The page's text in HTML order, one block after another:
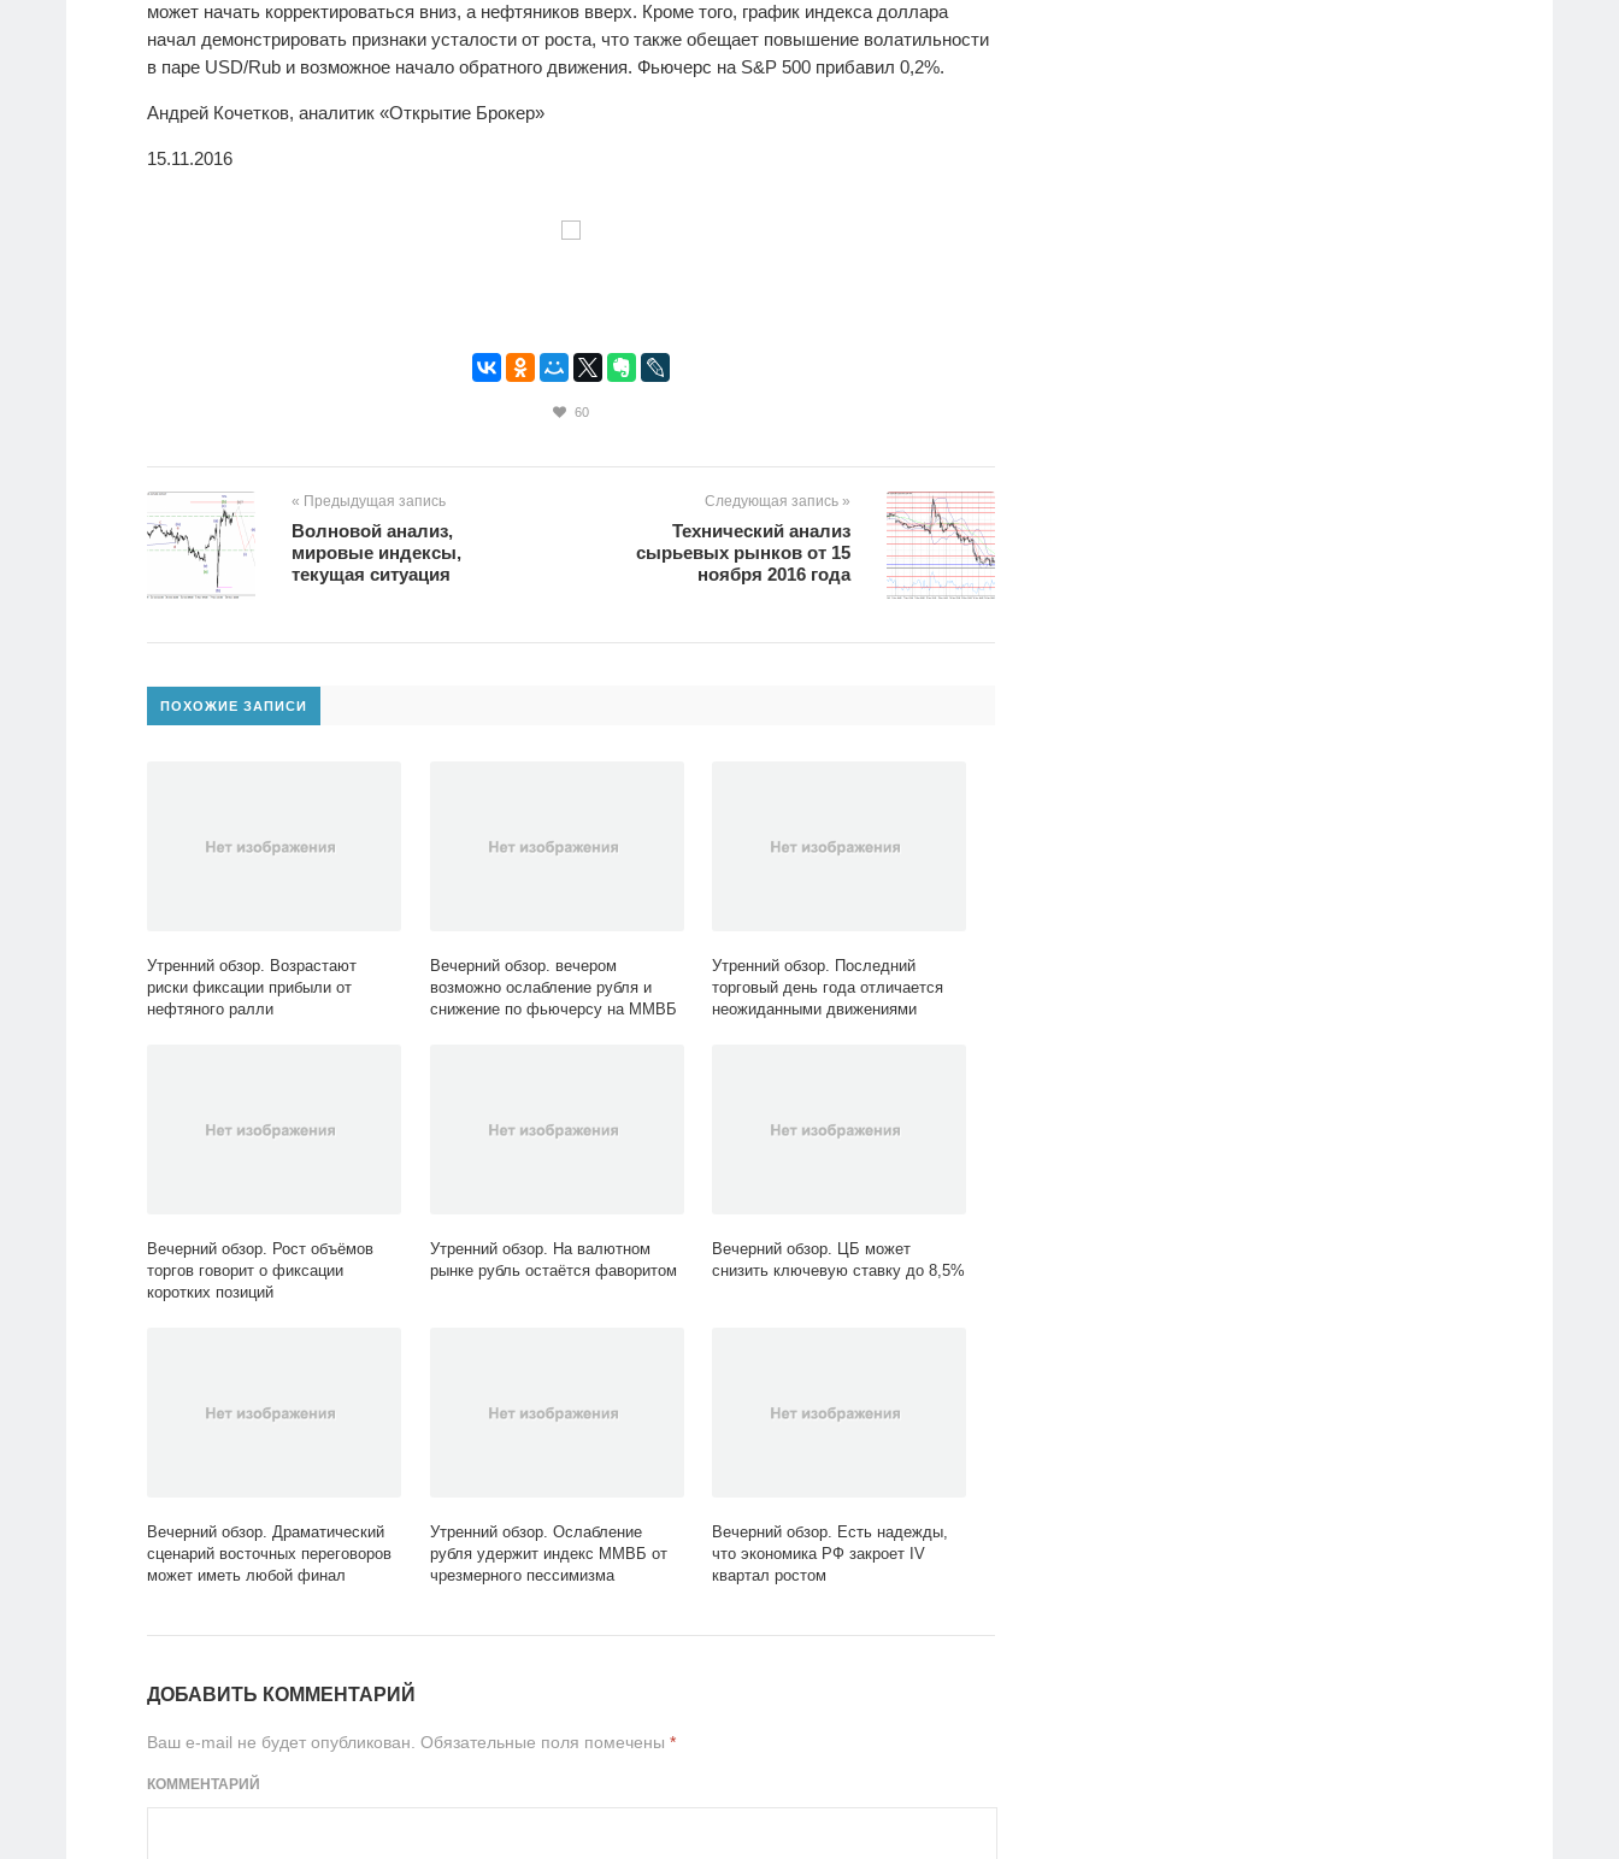
может начать корректироваться вниз, а нефтяников вверх. Кроме того, график индекса доллара
начал демонстрировать признаки усталости от роста, что также обещает повышение волатильности
в паре USD/Rub и возможное начало обратного движения. Фьючерс на S&P 500 прибавил 0,2%.
Андрей Кочетков, аналитик «Открытие Брокер»
15.11.2016
60
« Предыдущая запись
Волновой анализ,
мировые индексы,
текущая ситуация
Следующая запись »
Технический анализ
сырьевых рынков от 15
ноября 2016 года
ПОХОЖИЕ ЗАПИСИ
Утренний обзор. Возрастают
риски фиксации прибыли от
нефтяного ралли
Вечерний обзор. вечером
возможно ослабление рубля и
снижение по фьючерсу на ММВБ
Утренний обзор. Последний
торговый день года отличается
неожиданными движениями
Вечерний обзор. Рост объёмов
торгов говорит о фиксации
коротких позиций
Утренний обзор. На валютном
рынке рубль остаётся фаворитом
Вечерний обзор. ЦБ может
снизить ключевую ставку до 8,5%
Вечерний обзор. Драматический
сценарий восточных переговоров
может иметь любой финал
Утренний обзор. Ослабление
рубля удержит индекс ММВБ от
чрезмерного пессимизма
Вечерний обзор. Есть надежды,
что экономика РФ закроет IV
квартал ростом
ДОБАВИТЬ КОММЕНТАРИЙ
Ваш e-mail не будет опубликован. Обязательные поля помечены *
КОММЕНТАРИЙ